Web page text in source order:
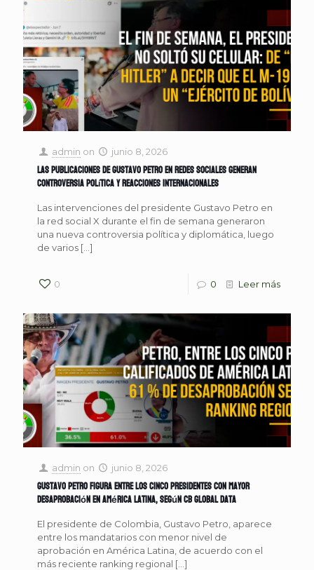
admin on junio 8, 2026
Las publicaciones de Gustavo Petro en redes sociales generan
controversia política y reacciones internacionales
Las intervenciones del presidente Gustavo Petro en
la red social X durante el fin de semana generaron
una nueva controversia política y diplomática, luego
de varios […]
0 0 Leer más
admin on junio 8, 2026
Gustavo Petro figura entre los cinco presidentes con mayor
desaprobación en América Latina, según CB Global Data
El presidente de Colombia, Gustavo Petro, aparece
entre los mandatarios con menor nivel de
aprobación en América Latina, de acuerdo con el
más reciente ranking regional […]